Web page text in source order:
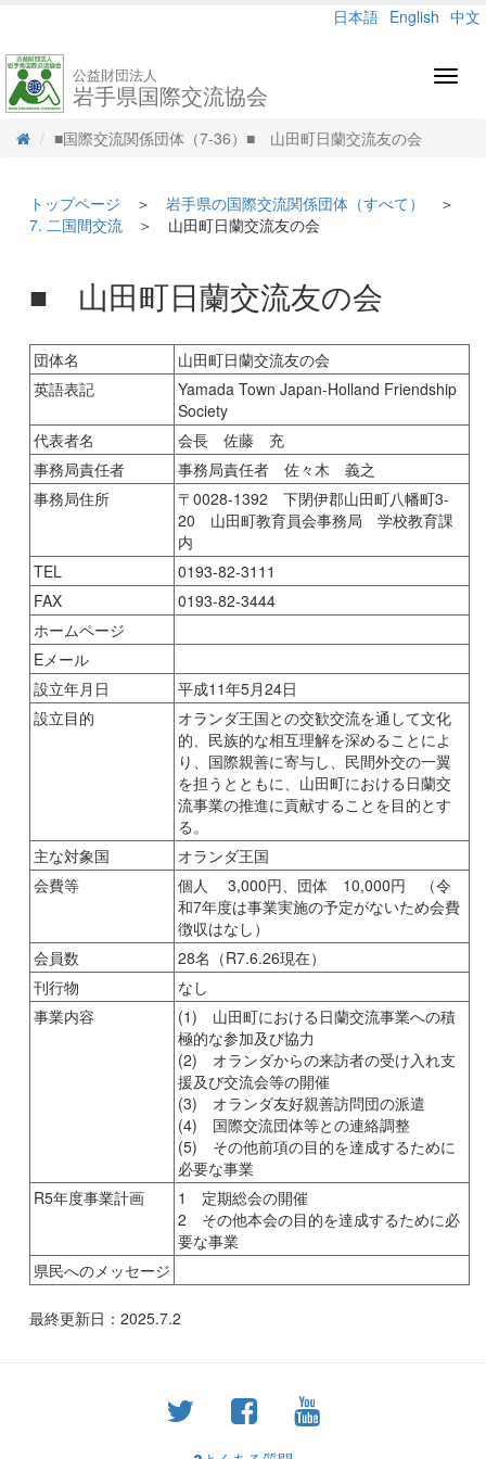
日本語 English 中文
公益財団法人
岩手県国際交流協会
■国際交流関係団体（7-36）■ 山田町日蘭交流友の会
トップページ ＞ 岩手県の国際交流関係団体（すべて）
＞
7. 二国間交流 ＞ 山田町日蘭交流友の会
■ 山田町日蘭交流友の会
団体名
山田町日蘭交流友の会
英語表記
Yamada Town Japan-Holland Friendship
Society
代表者名
会長 佐藤 充
事務局責任者
事務局責任者 佐々木 義之
事務局住所
〒0028-1392 下閉伊郡山田町八幡町3-
20 山田町教育員会事務局 学校教育課
内
TEL
0193-82-3111
FAX
0193-82-3444
ホームページ
Eメール
設立年月日
平成11年5月24日
設立目的
オランダ王国との交歓交流を通して文化
的、民族的な相互理解を深めることによ
り、国際親善に寄与し、民間外交の一翼
を担うとともに、山田町における日蘭交
流事業の推進に貢献することを目的とす
る。
主な対象国
オランダ王国
会費等
個人 3,000円、団体 10,000円 （令
和7年度は事業実施の予定がないため会費
徴収はなし）
会員数
28名（R7.6.26現在）
刊行物
なし
事業内容
(1) 山田町における日蘭交流事業への積
極的な参加及び協力
(2) オランダからの来訪者の受け入れ支
援及び交流会等の開催
(3) オランダ友好親善訪問団の派遣
(4) 国際交流団体等との連絡調整
(5) その他前項の目的を達成するために
必要な事業
R5年度事業計画
1 定期総会の開催
2 その他本会の目的を達成するために必
要な事業
県民へのメッセージ
最終更新日：2025.7.2